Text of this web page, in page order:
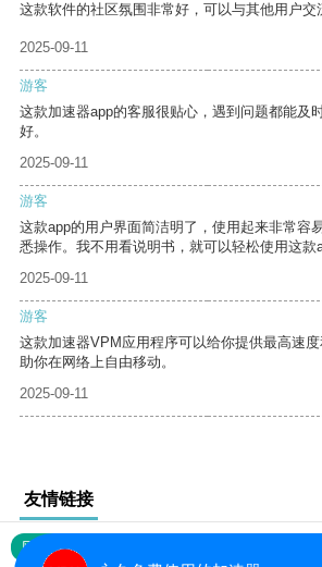
这款软件的社区氛围非常好，可以与其他用户交
2025-09-11
游客
这款加速器app的客服很贴心，遇到问题都能及
好。
2025-09-11
游客
这款app的用户界面简洁明了，使用起来非常容
悉操作。我不用看说明书，就可以轻松使用这款
2025-09-11
游客
这款加速器VPM应用程序可以给你提供最高速
助你在网络上自由移动。
2025-09-11
友情链接
网站地图